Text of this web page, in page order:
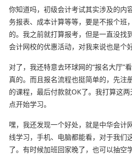
你知道吗，初级会计考试其实涉及的内
务报表、成本计算等等，要是不报个班
的。我之前就打算报考，但是一直没找
会计网校的优惠活动，对我来说也是个
对了，我还特意去环球网的“报名大厅”
真的。而且报名流程也挺简单的，先注
的课程，最后付款就OK了。我打算这
点开始学习。
嘿，我还发现一个好处，就是中华会计
线学习，手机、电脑都能看，对于我们
了。有时候加班回家晚了，也可以抽空